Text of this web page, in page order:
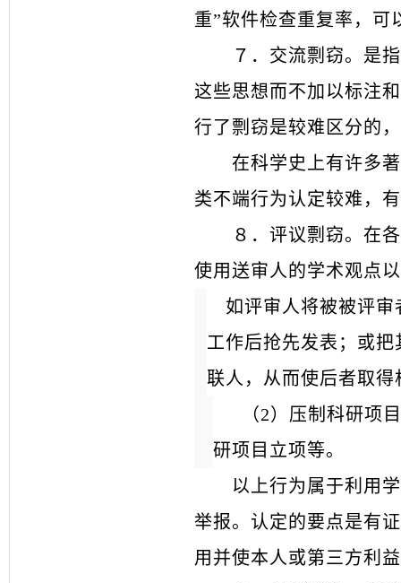
重”软件检查重复率，可
７． 交流剽窃。是
这些思想而不加以标注
行了剽窃是较难区分的
在科学史上有许多
类不端行为认定较难，
８． 评议剽窃。在
使用送审人的学术观点
如评审人将被被评
工作后抢先发表；或
联人，从而使后者取得
（2）压制科研项
研项目立项等。
以上行为属于利用
举报。认定的要点是有
用并使本人或第三方利